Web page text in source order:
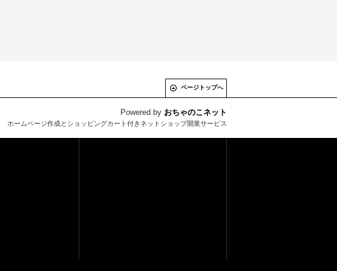
ページトップへ
Powered by おちゃのこネット
ホームページ作成とショッピングカート付きネットショップ開業サービス